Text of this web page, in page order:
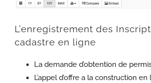
L’enregistrement des
cadastre en ligne
La demande d’obtention de
L’appel d’offre a la construction en